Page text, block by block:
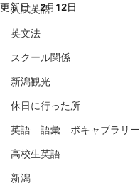
入試英語
英文法
スクール関係
新潟観光
休日に行った所
英語 語彙 ボキャブラリー
高校生英語
新潟
更新日：2月12日